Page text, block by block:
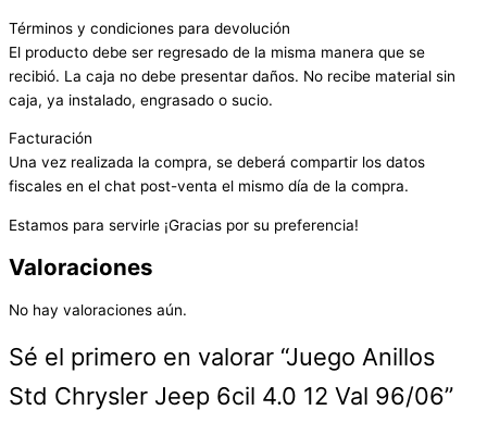
Términos y condiciones para devolución
El producto debe ser regresado de la misma manera que se
recibió. La caja no debe presentar daños. No recibe material sin
caja, ya instalado, engrasado o sucio.
Facturación
Una vez realizada la compra, se deberá compartir los datos
fiscales en el chat post-venta el mismo día de la compra.
Estamos para servirle ¡Gracias por su preferencia!
Valoraciones
No hay valoraciones aún.
Sé el primero en valorar “Juego Anillos
Std Chrysler Jeep 6cil 4.0 12 Val 96/06”